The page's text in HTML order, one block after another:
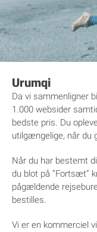
Urumqi
Da vi sammenligner
1.000 websider
bedste pris. Du
utilgængelige, når du
Når du har bestemt
du blot på ”Fortsæt”
pågældende
bestilles.
Vi er en kommerciel